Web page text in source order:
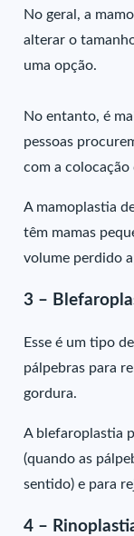
No geral, a
alterar o
uma opção.
No entanto, é
pessoas
com a colocação
A mamoplastia
têm mamas
volume perdido
3 –
Esse é um tipo
pálpebras para
gordura.
A blefaroplastia
(quando as
sentido) e para
4 –